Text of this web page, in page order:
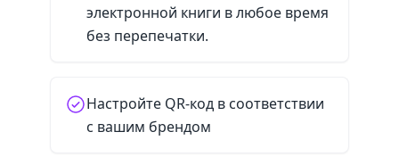
электронной книги в любое время
без перепечатки.
Настройте QR-код в соответствии
с вашим брендом